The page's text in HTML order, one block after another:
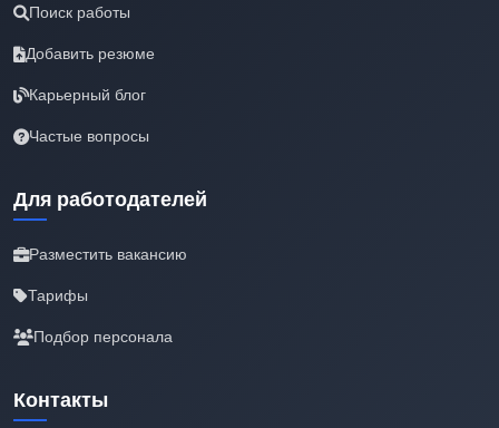
Поиск работы
Добавить резюме
Карьерный блог
Частые вопросы
Для работодателей
Разместить вакансию
Тарифы
Подбор персонала
Контакты